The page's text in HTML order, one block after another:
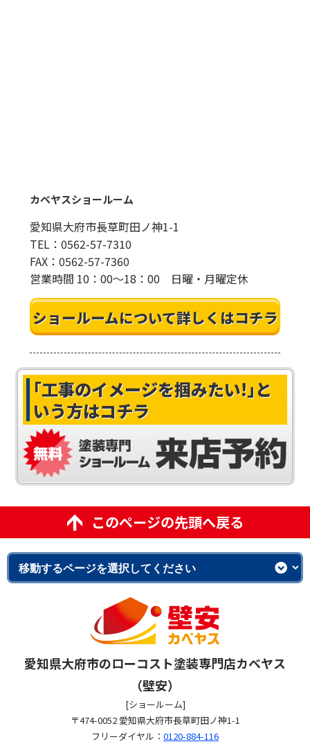
カベヤスショールーム
愛知県大府市長草町田ノ神1-1
TEL：0562-57-7310
FAX：0562-57-7360
営業時間 10：00～18：00 日曜・月曜定休
ショールームについて詳しくはコチラ
｢工事のイメージを掴みたい!｣と
いう方はコチラ
このページの先頭へ戻る
愛知県大府市のローコスト塗装専門店カベヤス
（壁安）
[ショールーム]
〒474-0052 愛知県大府市長草町田ノ神1-1
フリーダイヤル： 0120-884-116